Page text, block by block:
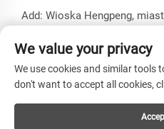
Add: Wioska Hengpeng,
Tel.:+86-13606543282
E-mail:[email protected]
Copyright © HANGZHOU
We value your privacy
We use cookies and similar tools
don't want to accept all cookies,